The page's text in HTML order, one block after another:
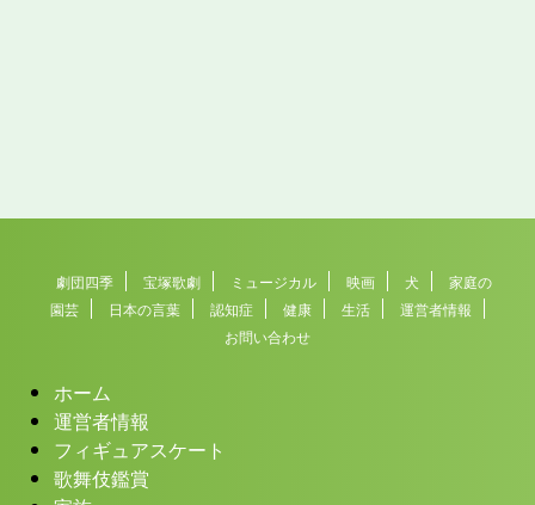
劇団四季 宝塚歌劇 ミュージカル 映画 犬
家庭の
園芸
日本の言葉 認知症 健康 生活
運営者情報
お問い合わせ
ホーム
運営者情報
フィギュアスケート
歌舞伎鑑賞